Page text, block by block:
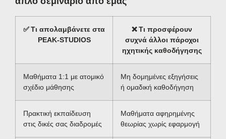
✅Τι απολαμβάνετε στα
PEAK-STUDIOS
❌Τι προσφέρουν
συχνά άλλοι πάροχοι
ηχητικής καθοδήγησης
Μαθήματα 1:1 με ατομικό
σχέδιο μάθησης
Μη δομημένες εξηγήσεις
ή ομαδική καθοδήγηση
Πρακτική εκπαίδευση
στις δικές σας διαδρομές
Μαθήματα αφηρημένης
θεωρίας χωρίς εφαρμογή